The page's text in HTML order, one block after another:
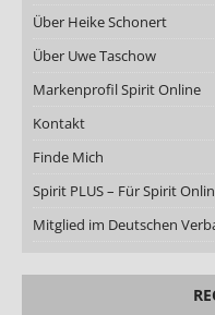
Über Heike Schonert
Über Uwe Taschow
Markenprofil Spirit Online
Kontakt
Finde Mich
Spirit PLUS – Für Spirit
Mitglied im Deutschen